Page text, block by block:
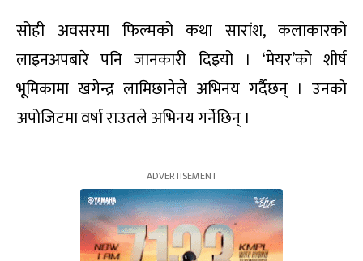
सोही अवसरमा फिल्मको कथा सारांश, कलाकारको
लाइनअपबारे पनि जानकारी दिइयो । ‘मेयर’को शीर्ष
भूमिकामा खगेन्द्र लामिछानेले अभिनय गर्दैछन् । उनको
अपोजिटमा वर्षा राउतले अभिनय गर्नेछिन् ।